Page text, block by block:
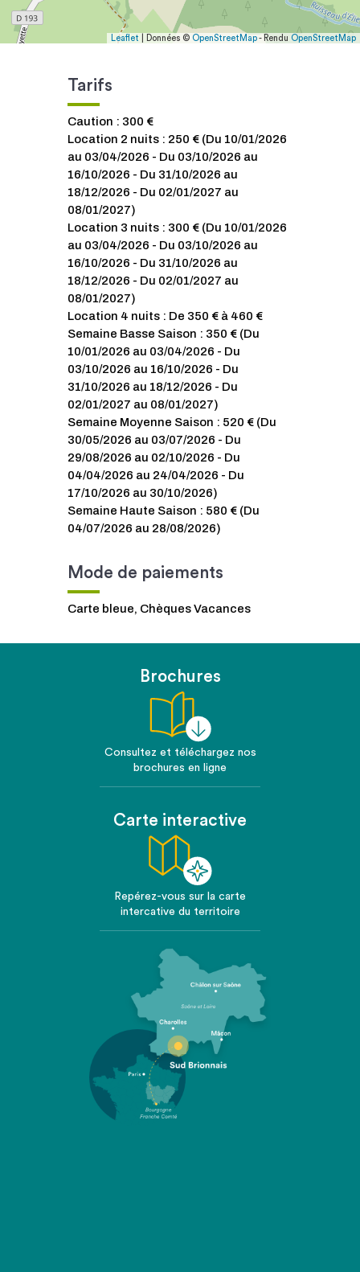
Leaflet | Données © OpenStreetMap- Rendu OpenStreetMap
Tarifs
Caution : 300 €
Location 2 nuits : 250 € (Du 10/01/2026
au 03/04/2026 - Du 03/10/2026 au
16/10/2026 - Du 31/10/2026 au
18/12/2026 - Du 02/01/2027 au
08/01/2027)
Location 3 nuits : 300 € (Du 10/01/2026
au 03/04/2026 - Du 03/10/2026 au
16/10/2026 - Du 31/10/2026 au
18/12/2026 - Du 02/01/2027 au
08/01/2027)
Location 4 nuits : De 350 € à 460 €
Semaine Basse Saison : 350 € (Du
10/01/2026 au 03/04/2026 - Du
03/10/2026 au 16/10/2026 - Du
31/10/2026 au 18/12/2026 - Du
02/01/2027 au 08/01/2027)
Semaine Moyenne Saison : 520 € (Du
30/05/2026 au 03/07/2026 - Du
29/08/2026 au 02/10/2026 - Du
04/04/2026 au 24/04/2026 - Du
17/10/2026 au 30/10/2026)
Semaine Haute Saison : 580 € (Du
04/07/2026 au 28/08/2026)
Mode de paiements
Carte bleue, Chèques Vacances
Brochures
Consultez et téléchargez nos
brochures en ligne
Carte interactive
Repérez-vous sur la carte
intercative du territoire